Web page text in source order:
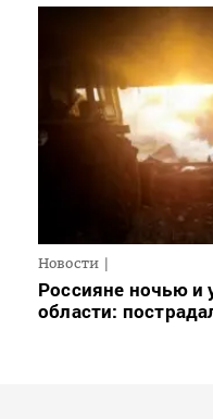
Новости
Россияне ночью и
области: